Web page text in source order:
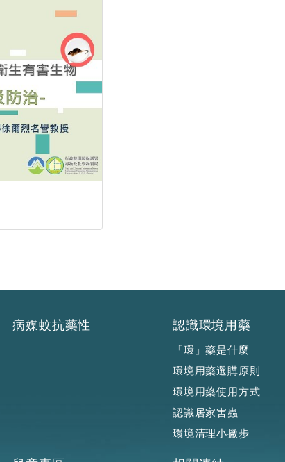
病媒蚊抗藥性 認識環境用藥
「環」藥是什麼
環境用藥選購原則
環境用藥使用方式
認識居家害蟲
環境清理小撇步